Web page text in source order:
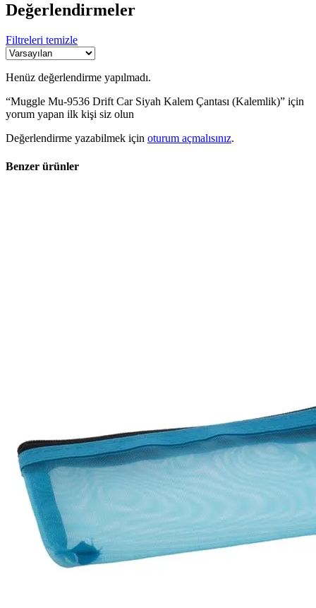
Değerlendirmeler
Filtreleri temizle
Henüz değerlendirme yapılmadı.
“Muggle Mu-9536 Drift Car Siyah Kalem Çantası (Kalemlik)” için
yorum yapan ilk kişi siz olun
Değerlendirme yazabilmek için oturum açmalısınız.
Benzer ürünler